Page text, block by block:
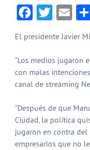
El presidente Javier
“Los medios jugaron
con malas
canal de streaming
“Después de que
Ciudad, la política
jugaron en contra del
empresarios que no